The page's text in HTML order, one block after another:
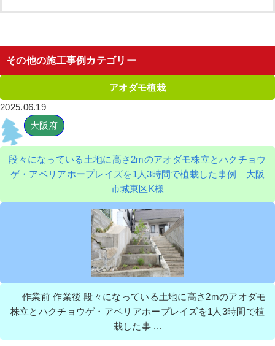
その他の施工事例カテゴリー
アオダモ植栽
2025.06.19
大阪府
段々になっている土地に高さ2mのアオダモ株立とハクチョウ
ゲ・アベリアホープレイズを1人3時間で植栽した事例｜大阪
市城東区K様
作業前 作業後 段々になっている土地に高さ2mのアオダモ
株立とハクチョウゲ・アベリアホープレイズを1人3時間で植
栽した事 ...